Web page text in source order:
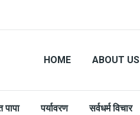
HOME ABOUT US
पापा पर्यावरण सर्वधर्म विचार